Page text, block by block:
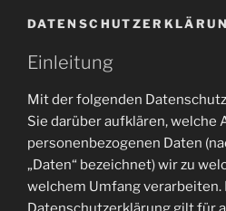
Einleitung
Mit der folgenden
Sie darüber aufklären, welche
personenbezogenen Daten
„Daten“ bezeichnet) wir zu
welchem Umfang verarbeiten.